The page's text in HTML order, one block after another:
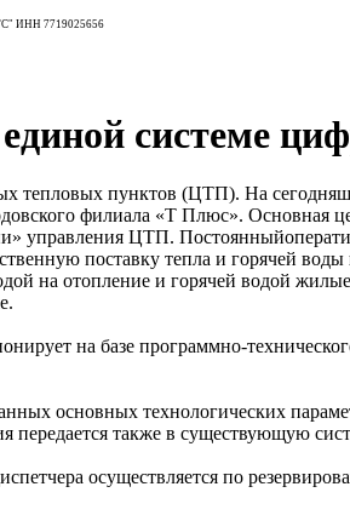
ИНН 7719025656
системе
тепловых пунктов (ЦТП). На
филиала «Т Плюс». Основная
управления ЦТП.
поставку тепла и горячей
на отопление и горячей водой
на базе программно-
основных технологических
также в существующую
осуществляется по